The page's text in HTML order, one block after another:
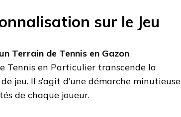
sur le Jeu
Terrain de Tennis en Gazon
Tennis en Particulier transcende la
jeu. Il s’agit d’une démarche minutieuse
de chaque joueur.